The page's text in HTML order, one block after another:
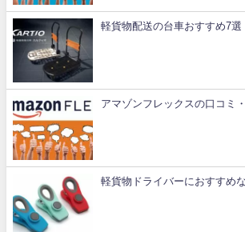
軽貨物配送の台車おすすめ7選
アマゾンフレックスの口コミ
軽貨物ドライバーにおすすめ